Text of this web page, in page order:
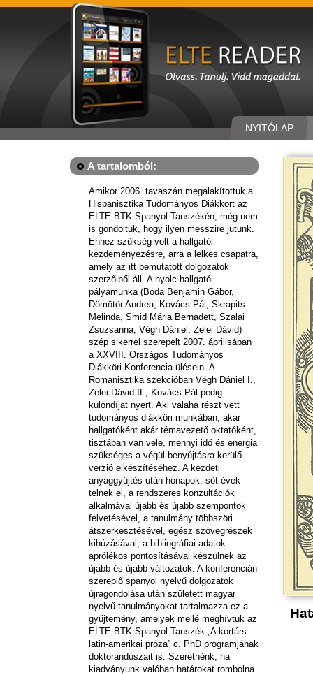
NYITÓLAP
A tartalomból:
Amikor 2006. tavaszán megalakítottuk a
Hispanisztika Tudományos Diákkört az
ELTE BTK Spanyol Tanszékén, még nem
is gondoltuk, hogy ilyen messzire jutunk.
Ehhez szükség volt a hallgatói
kezdeményezésre, arra a lelkes csapatra,
amely az itt bemutatott dolgozatok
szerzőiből áll. A nyolc hallgatói
pályamunka (Boda Benjamin Gábor,
Dömötör Andrea, Kovács Pál, Skrapits
Melinda, Smid Mária Bernadett, Szalai
Zsuzsanna, Végh Dániel, Zelei Dávid)
szép sikerrel szerepelt 2007. áprilisában
a XXVIII. Országos Tudományos
Diákköri Konferencia ülésein. A
Romanisztika szekcióban Végh Dániel I.,
Zelei Dávid II., Kovács Pál pedig
különdíjat nyert. Aki valaha részt vett
tudományos diákköri munkában, akár
hallgatóként akár témavezető oktatóként,
tisztában van vele, mennyi idő és energia
szükséges a végül benyújtásra kerülő
verzió elkészítéséhez. A kezdeti
anyaggyűjtés után hónapok, sőt évek
telnek el, a rendszeres konzultációk
alkalmával újabb és újabb szempontok
felvetésével, a tanulmány többszöri
átszerkesztésével, egész szövegrészek
kihúzásával, a bibliográfiai adatok
aprólékos pontosításával készülnek az
újabb és újabb változatok. A konferencián
szereplő spanyol nyelvű dolgozatok
újragondolása után született magyar
nyelvű tanulmányokat tartalmazza ez a
gyűjtemény, amelyek mellé meghívtuk az
ELTE BTK Spanyol Tanszék „A kortárs
latin-amerikai próza” c. PhD programjának
doktoranduszait is. Szeretnénk, ha
kiadványunk valóban határokat rombolna